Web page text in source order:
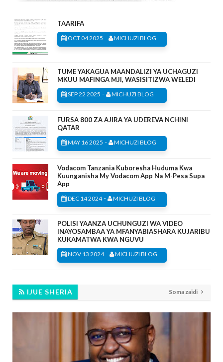
TAARIFA
OCT 04 2025 - MICHUZI BLOG
TUME YAKAGUA MAANDALIZI YA UCHAGUZI
MKUU MAFINGA MJI, WASISITIZWA WELEDI
SEP 22 2025 - MICHUZI BLOG
FURSA 800 ZA AJIRA YA UDEREVA NCHINI
QATAR
MAY 16 2025 - MICHUZI BLOG
Vodacom Tanzania Kuboresha Huduma Kwa
Kuunganisha My Vodacom App Na M-Pesa Supa
App
DEC 14 2024- MICHUZI BLOG
POLISI YAANZA UCHUNGUZI WA VIDEO
INAYOSAMBAA YA MFANYABIASHARA KUJARIBU
KUKAMATWA KWA NGUVU
NOV 13 2024- MICHUZI BLOG
IJUE SHERIA Soma zaidi